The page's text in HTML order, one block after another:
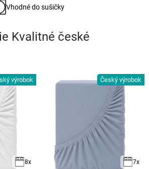
Vhodné do sušičky
Kvalitné české
výrobok
8x
Český výrobok
7x